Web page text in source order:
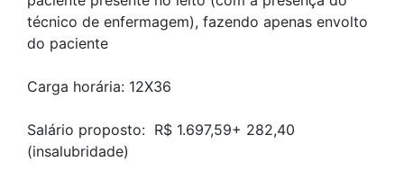
técnico de enfermagem), fazendo apenas envolto
do paciente
Carga horária: 12X36
Salário proposto: R$ 1.697,59+ 282,40
(insalubridade)